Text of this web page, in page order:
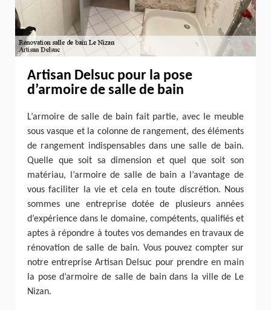
Artisan Delsuc pour la pose
d’armoire de salle de bain
L’armoire de salle de bain fait partie, avec le meuble
sous vasque et la colonne de rangement, des éléments
de rangement indispensables dans une salle de bain.
Quelle que soit sa dimension et quel que soit son
matériau, l’armoire de salle de bain a l’avantage de
vous faciliter la vie et cela en toute discrétion. Nous
sommes une entreprise dotée de plusieurs années
d’expérience dans le domaine, compétents, qualifiés et
aptes à répondre à toutes vos demandes en travaux de
rénovation de salle de bain. Vous pouvez compter sur
notre entreprise Artisan Delsuc pour prendre en main
la pose d’armoire de salle de bain dans la ville de Le
Nizan.